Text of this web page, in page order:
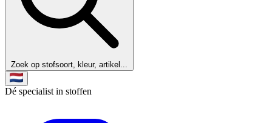
Zoek op stofsoort, kleur, artikel...
Dé specialist in stoffen